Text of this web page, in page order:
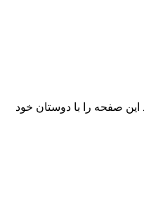
این صفحه را با دوستان خود